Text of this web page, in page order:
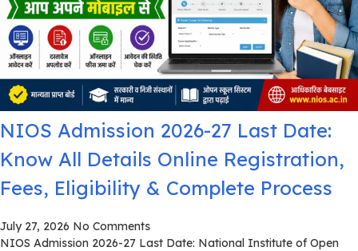
NIOS Admission 2026-27 Last Date:
Know All Details Online Registration,
Fees, Eligibility & Complete Process
July 27, 2026 No Comments
NIOS Admission 2026-27 Last Date: National Institute of Open